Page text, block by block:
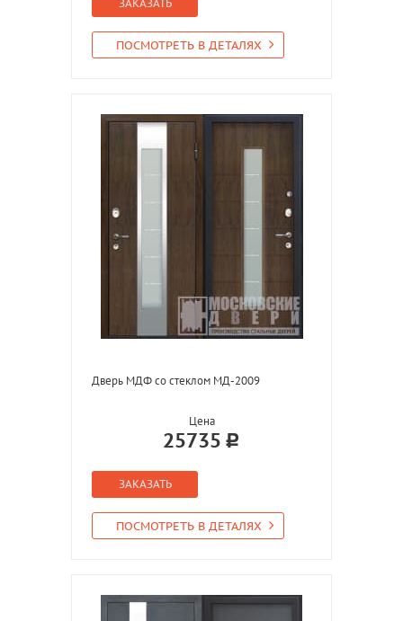
ЗАКАЗАТЬ
ПОСМОТРЕТЬ В ДЕТАЛЯХ
Дверь МДФ со стеклом МД-2009
Цена
25735
ЗАКАЗАТЬ
ПОСМОТРЕТЬ В ДЕТАЛЯХ